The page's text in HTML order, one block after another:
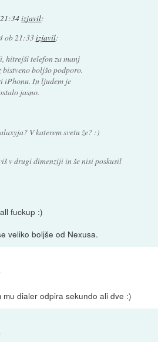
izjavil:
ob 21:33izjavil:
hitrejši telefon za manj
bistveno boljšo podporo.
iPhonu. In ljudem je
jasno.
V katerem svetu že? :)
v drugi dimenziji in še nisi poskusil
fuckup :)
veliko boljše od Nexusa.
mu dialer odpira sekundo ali dve :)